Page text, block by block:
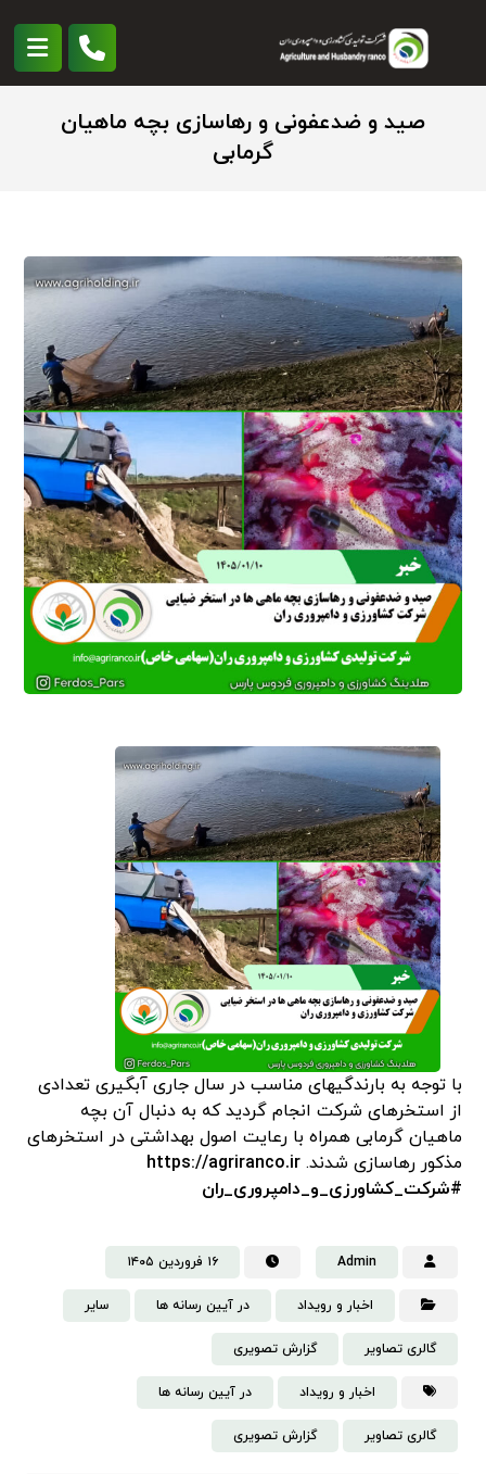
صید و ضدعفونی و رهاسازی بچه ماهیان
گرمابی
با توجه به بارندگیهای مناسب در سال جاری آبگیری تعدادی
از استخرهای شرکت انجام گردید که به دنبال آن بچه
ماهیان گرمابی همراه با رعایت اصول بهداشتی در استخرهای
مذکور رهاسازی شدند.https://agriranco.ir
#شرکت_کشاورزی_و_دامپروری_ران
Admin ۱۶ فروردین ۱۴۰۵
اخبار و رویداد در آیین رسانه ها سایر
گالری تصاویر گزارش تصویری
اخبار و رویداد در آیین رسانه ها
گالری تصاویر گزارش تصویری